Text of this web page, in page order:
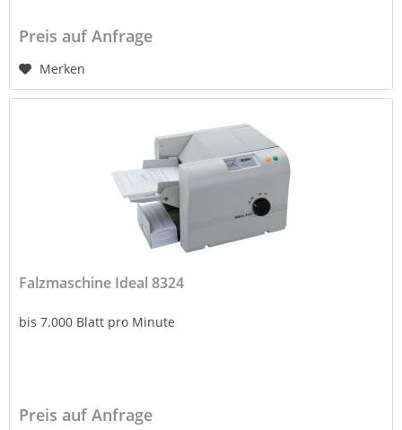
Preis auf Anfrage
Merken
Falzmaschine Ideal 8324
bis 7.000 Blatt pro Minute
Preis auf Anfrage